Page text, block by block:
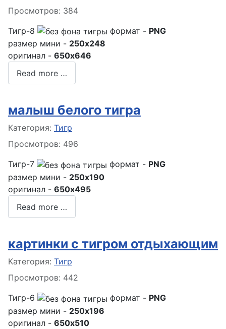
Просмотров: 384
Тигр-8
формат - PNG
размер мини - 250x248
оригинал - 650x646
Read more …
малыш белого тигра
Информация о материале
Категория: Тигр
Просмотров: 496
Тигр-7
формат - PNG
размер мини - 250x190
оригинал - 650x495
Read more …
картинки с тигром отдыхающим
Информация о материале
Категория: Тигр
Просмотров: 442
Тигр-6
формат - PNG
размер мини - 250x196
оригинал - 650x510